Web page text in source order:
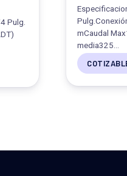
Pulg.
mCaudal
media325…